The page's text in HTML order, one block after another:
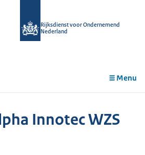
Rijksdienst voor Ondernemend
Nederland
Menu
Innotec WZS